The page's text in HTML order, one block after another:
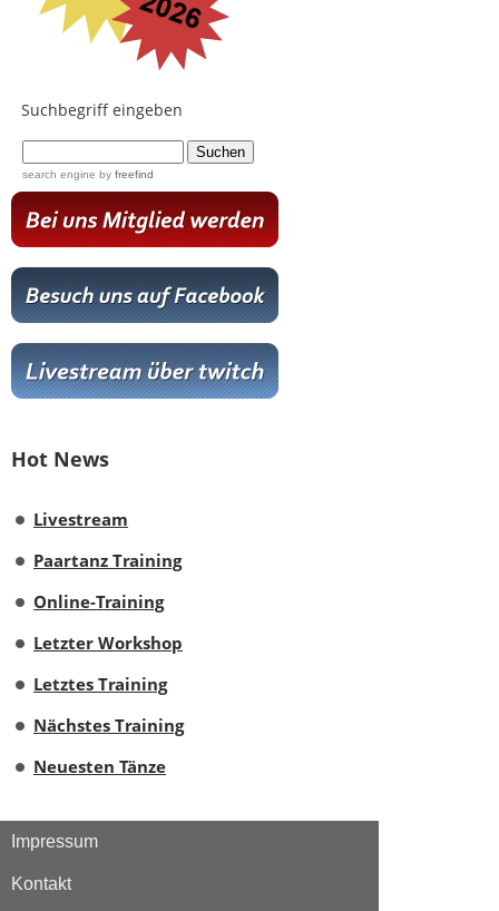
Suchbegriff eingeben
search engine by freefind
Hot News
Livestream
Paartanz Training
Online-Training
Letzter Workshop
Letztes Training
Nächstes Training
Neuesten Tänze
Impressum
Kontakt